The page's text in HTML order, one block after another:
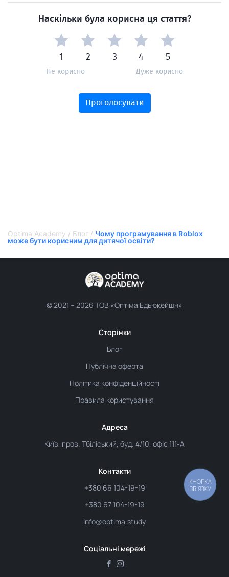
Наскільки була корисна ця стаття?
1 2 3 4 5
Не корисно Дуже корисно
Проголосувати
Optima Academy / Блог / Чому програмування в Roblox
може бути корисним для дитячої освіти?
© 2021 – 2026 ТОВ «Оптіма Едьюкейшн»
Сторінки
Блог
Публічна оферта
Політика конфіденційності
Правила користування
Адреса
Київ, пров. Тбіліський, буд. 4/10, офіс 111-А
Контакти
+380 66 104-19-19
+380 67 104-19-19
info@optima.study
Соціальні мережі
КНОПКА
ЗВ'ЯЗКУ